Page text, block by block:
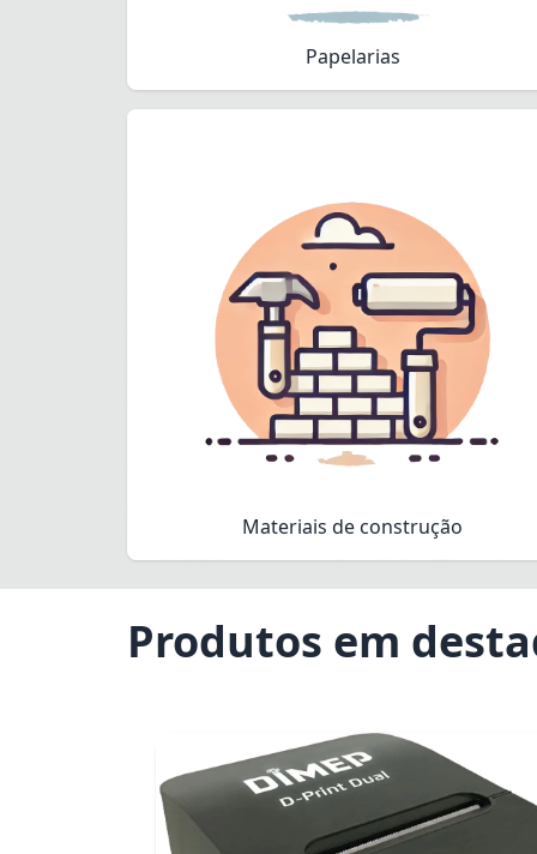
Papelarias
Materiais de construção
Produtos em